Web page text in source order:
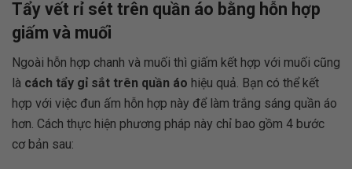
Tẩy vết rỉ sét trên quần áo bằng hỗn hợp
giấm và muối
Ngoài hỗn hợp chanh và muối thì giấm kết hợp với muối cũng
là cách tẩy gỉ sắt trên quần áo hiệu quả. Bạn có thể kết
hợp với việc đun ấm hỗn hợp này để làm trắng sáng quần áo
hơn. Cách thực hiện phương pháp này chỉ bao gồm 4 bước
cơ bản sau: